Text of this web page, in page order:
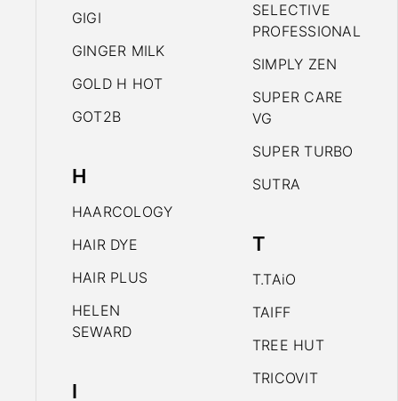
GIGI
GINGER MILK
GOLD H HOT
GOT2B
H
HAARCOLOGY
HAIR DYE
HAIR PLUS
HELEN
SEWARD
I
SELECTIVE
PROFESSIONAL
SIMPLY ZEN
SUPER CARE
VG
SUPER TURBO
SUTRA
T
T.TAiO
TAIFF
TREE HUT
TRICOVIT